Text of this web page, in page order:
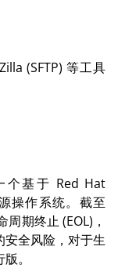
(SFTP) 等工具
个基于 Red Hat
操作系统。截至
期终止 (EOL)，
全风险，对于生
。